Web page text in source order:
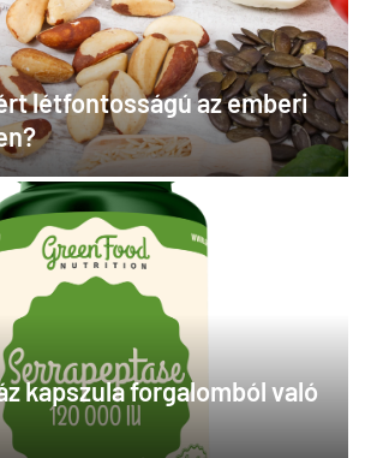
létfontosságú az emberi
kapszula forgalomból való